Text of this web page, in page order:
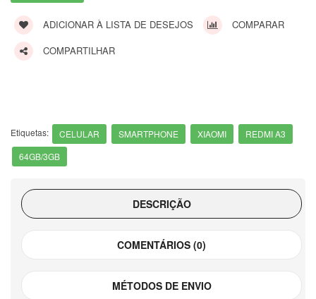
ADICIONAR À LISTA DE DESEJOS
COMPARAR
COMPARTILHAR
Etiquetas: CELULAR SMARTPHONE XIAOMI
REDMI A3
64GB/3GB
DESCRIÇÃO
COMENTÁRIOS (0)
MÉTODOS DE ENVIO